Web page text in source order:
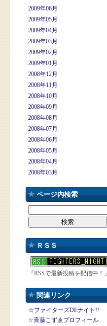
2009年06月
2009年05月
2009年04月
2009年03月
2009年02月
2009年01月
2008年12月
2008年11月
2008年10月
2008年09月
2008年08月
2008年07月
2008年06月
2008年05月
2008年04月
2008年03月
ページ内検索
ＲＳＳ
『RSSで最新投稿を配信中！』
関連リンク
☆ファイターズDEナイト!!
☆斉藤こずゑプロフィール